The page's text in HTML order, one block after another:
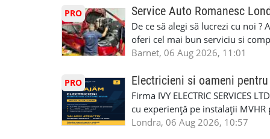
Telefon/WhatsApp: 0792 831
#declaratiidecalatorie
competențele 👷 Indiferent dacă
oficială, noi te ajutăm să alegi
complicații. 💥 Suport real de la
noi oportunități de muncă și de
6RR 🚀 CSCS Colindale – GQA
te astăzi. Construiește-ți viitorul
PRO Service Auto Romanesc
De ce să alegi să lucrezi cu noi
oferi cel mai bun serviciu si
alegerea ideală: Personal
Auto. Indiferent de situație,
repara in scurt timp si eficient
garaj auto care ofera orice tip de
Lucram cu Toate Garantiile si
Barnet, 06 Aug 2026, 11:01
PRO Electricieni si oameni
Firma IVY ELECTRIC SERVICES
cu experiență pe instalații
obligatorii: 🔹 Full PPE
Londra, 06 Aug 2026, 10:57